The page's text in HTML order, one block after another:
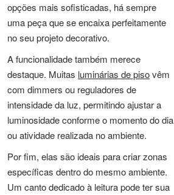
opções mais sofisticadas, há sempre
uma peça que se encaixa perfeitamente
no seu projeto decorativo.
A funcionalidade também merece
destaque. Muitas luminárias de pisovêm
com dimmers ou reguladores de
intensidade da luz, permitindo ajustar a
luminosidade conforme o momento do dia
ou atividade realizada no ambiente.
Por fim, elas são ideais para criar zonas
específicas dentro do mesmo ambiente.
Um canto dedicado à leitura pode ter sua